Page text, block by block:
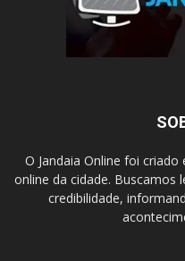
O Jandaia Online foi
online da cidade. Buscamos
credibilidade,